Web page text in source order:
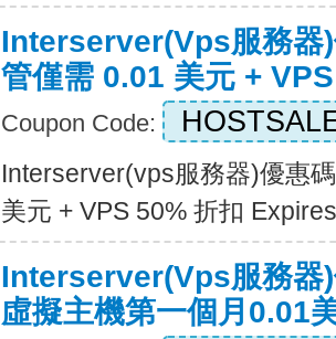
Interserver(vps服務器
管僅需 0.01 美元 +
Coupon Code:
Interserver(vps服務器)優惠
美元 + VPS 50% 折扣
Interserver(vps服務器
虛擬主機第一個月0.01